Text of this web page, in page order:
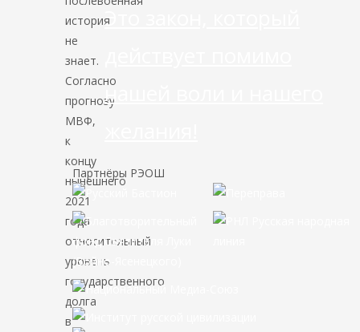
история
не
знает.
Согласно
прогнозу
МВФ,
к
концу
нынешнего
2021
года
относительный
уровень
государственного
долга
в
Это закон, который
нашей воли и нашего
Партнёры РЭОШ